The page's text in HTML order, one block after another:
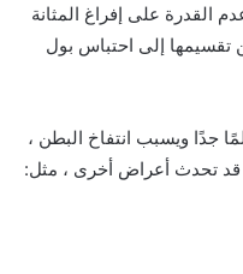
القدرة على إفراغ المثانة
، ويمكن تقسيمها إلى احتباس بول
جدًا ويسبب انتفاخ البطن ،
قد تحدث أعراض أخرى ، مثل: